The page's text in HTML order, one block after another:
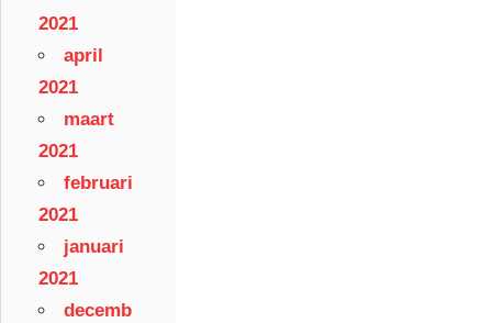
2021
april
2021
maart
2021
februari
2021
januari
2021
decemb